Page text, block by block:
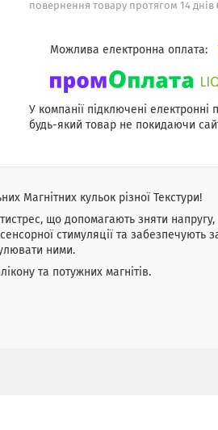
повернення товару протягом 14 днів
У компанії підключені
будь-який товар не покидаючи
Магнітних кульок різної Текстури!
що допомагають зняти
стимуляції та забезпечують
ними.
та потужних магнітів.